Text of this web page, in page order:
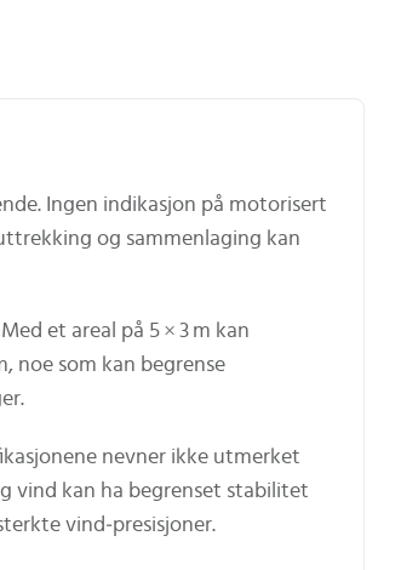
Ingen indikasjon på motorisert
og sammenlaging kan
et areal på 5 × 3 m kan
noe som kan begrense
nevner ikke utmerket
vind kan ha begrenset stabilitet
vind‑presisjoner.